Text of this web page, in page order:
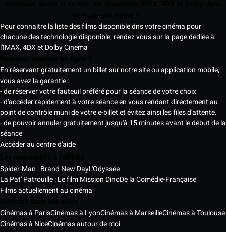
Pour connaitre la liste des films disponible dns votre cinéma pour
chacune des technologie disponible, rendez vous sur la page dédiée à
l'IMAX, 4DX et Dolby Cinema
En réservant gratuitement un billet sur notre site ou application mobile,
vous avez la garantie :
- de réserver votre fauteuil préféré pour la séance de votre choix
- d'accéder rapidement à votre séance en vous rendant directement au
point de contrôle muni de votre e-billet et évitez ainsi les files d'attente.
- de pouvoir annuler gratuitement jusqu'à 15 minutes avant le début de la
séance
Accéder au centre d'aide
Spider-Man : Brand New DayL'Odyssée
La Pat' Patrouille : Le film Mission DinoDe la Comédie-Française
Films actuellement au cinéma
Cinémas à ParisCinémas à LyonCinémas à MarseilleCinémas à Toulouse
Cinémas à NiceCinémas autour de moi